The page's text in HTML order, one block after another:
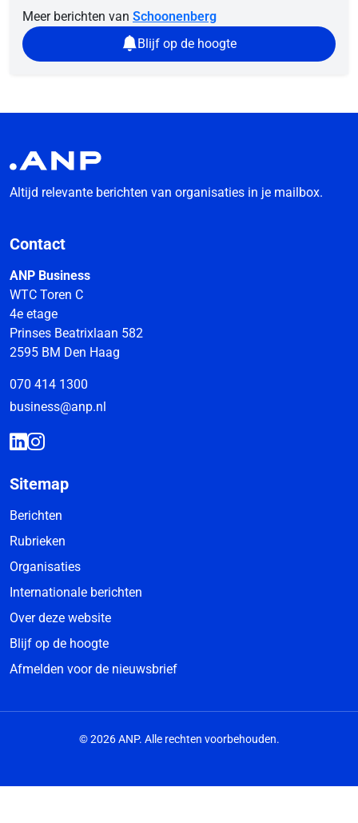
Meer berichten van Schoonenberg
Blijf op de hoogte
Altijd relevante berichten van organisaties in je mailbox.
Contact
ANP Business
WTC Toren C
4e etage
Prinses Beatrixlaan 582
2595 BM Den Haag
070 414 1300
business@anp.nl
Sitemap
Berichten
Rubrieken
Organisaties
Internationale berichten
Over deze website
Blijf op de hoogte
Afmelden voor de nieuwsbrief
© 2026 ANP. Alle rechten voorbehouden.